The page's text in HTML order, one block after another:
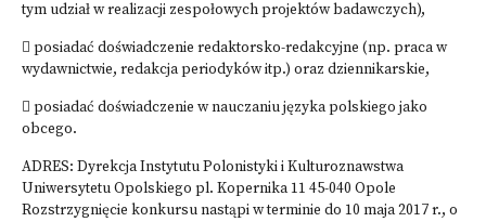
tym udział w realizacji zespołowych projektów badawczych),
 posiadać doświadczenie redaktorsko-redakcyjne (np. praca w
wydawnictwie, redakcja periodyków itp.) oraz dziennikarskie,
 posiadać doświadczenie w nauczaniu języka polskiego jako
obcego.
ADRES: Dyrekcja Instytutu Polonistyki i Kulturoznawstwa
Uniwersytetu Opolskiego pl. Kopernika 11 45-040 Opole
Rozstrzygnięcie konkursu nastąpi w terminie do 10 maja 2017 r., o